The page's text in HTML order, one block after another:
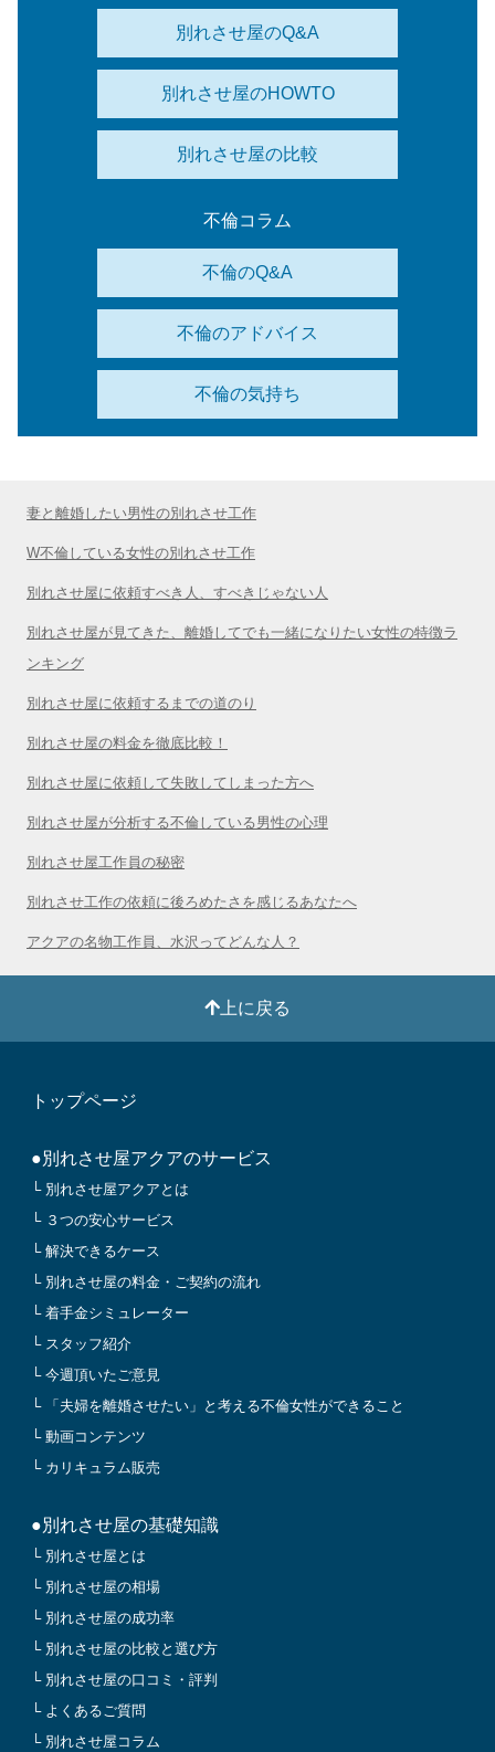
別れさせ屋のQ&A
別れさせ屋のHOWTO
別れさせ屋の比較
不倫コラム
不倫のQ&A
不倫のアドバイス
不倫の気持ち
妻と離婚したい男性の別れさせ工作
W不倫している女性の別れさせ工作
別れさせ屋に依頼すべき人、すべきじゃない人
別れさせ屋が見てきた、離婚してでも一緒になりたい女性の特徴ラ
ンキング
別れさせ屋に依頼するまでの道のり
別れさせ屋の料金を徹底比較！
別れさせ屋に依頼して失敗してしまった方へ
別れさせ屋が分析する不倫している男性の心理
別れさせ屋工作員の秘密
別れさせ工作の依頼に後ろめたさを感じるあなたへ
アクアの名物工作員、水沢ってどんな人？
上に戻る
トップページ
●別れさせ屋アクアのサービス
└ 別れさせ屋アクアとは
└ ３つの安心サービス
└ 解決できるケース
└ 別れさせ屋の料金・ご契約の流れ
└ 着手金シミュレーター
└ スタッフ紹介
└ 今週頂いたご意見
└ 「夫婦を離婚させたい」と考える不倫女性ができること
└ 動画コンテンツ
└ カリキュラム販売
●別れさせ屋の基礎知識
└ 別れさせ屋とは
└ 別れさせ屋の相場
└ 別れさせ屋の成功率
└ 別れさせ屋の比較と選び方
└ 別れさせ屋の口コミ・評判
└ よくあるご質問
└ 別れさせ屋コラム